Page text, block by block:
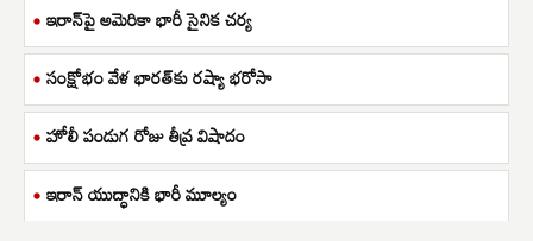
ఇరాన్‌పై అమెరికా భారీ సైనిక చర్య
సంక్షోభం వేళ భారత్‌కు రష్యా భరోసా
హోలీ పండుగ రోజు తీవ్ర విషాదం
ఇరాన్ యుద్ధానికి భారీ మూల్యం